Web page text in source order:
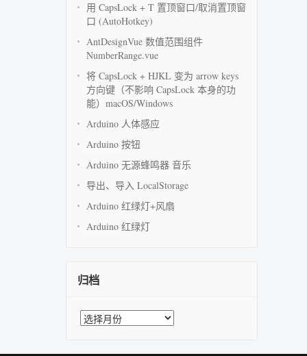
用 CapsLock + T 置顶窗口/取消置顶窗
口 (AutoHotkey)
AntDesignVue 数值范围组件
NumberRange.vue
将 CapsLock + HJKL 变为 arrow keys
方向键（不影响 CapsLock 本身的功
能）macOS/Windows
Arduino 人体感应
Arduino 按钮
Arduino 无源蜂鸣器 音乐
导出、导入 LocalStorage
Arduino 红绿灯+风扇
Arduino 红绿灯
归档
归
档